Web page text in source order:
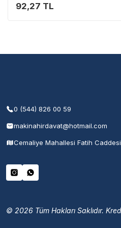
92,27 TL
0 (544) 826 00 59
makinahirdavat@hotmail.com
Cemaliye Mahallesi Fatih
© 2026 Tüm Hakları Saklıdır.